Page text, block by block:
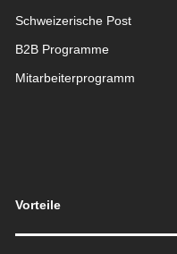
Schweizerische Post
B2B Programme
Mitarbeiterprogramm
Vorteile